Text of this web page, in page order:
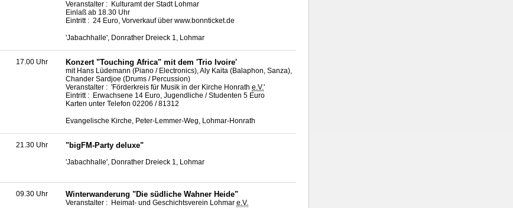
Veranstalter : Kulturamt der Stadt Lohmar
Einlaß ab 18.30 Uhr
Eintritt : 24 Euro, Vorverkauf über www.bonnticket.de
'Jabachhalle', Donrather Dreieck 1, Lohmar
17.00 Uhr Konzert "Touching Africa" mit dem 'Trio Ivoire'
mit Hans Lüdemann (Piano / Electronics), Aly Kaita (Balaphon, Sanza),
Chander Sardjoe (Drums / Percussion)
Veranstalter : 'Förderkreis für Musik in der Kirche Honrath e.V.'
Eintritt : Erwachsene 14 Euro, Jugendliche / Studenten 5 Euro
Karten unter Telefon 02206 / 81312
Evangelische Kirche, Peter-Lemmer-Weg, Lohmar-Honrath
21.30 Uhr "bigFM-Party deluxe"
'Jabachhalle', Donrather Dreieck 1, Lohmar
09.30 Uhr Winterwanderung "Die südliche Wahner Heide"
Veranstalter : Heimat- und Geschichtsverein Lohmar e.V.